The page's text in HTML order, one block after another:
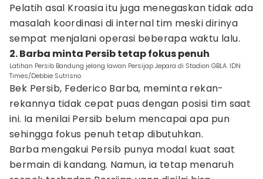
Pelatih asal Kroasia itu juga menegaskan tidak ada
masalah koordinasi di internal tim meski dirinya
sempat menjalani operasi beberapa waktu lalu.
2. Barba minta Persib tetap fokus penuh
Latihan Persib Bandung jelang lawan Persijap Jepara di Stadion GBLA. IDN
Times/Debbie Sutrisno
Bek Persib, Federico Barba, meminta rekan-
rekannya tidak cepat puas dengan posisi tim saat
ini. Ia menilai Persib belum mencapai apa pun
sehingga fokus penuh tetap dibutuhkan.
Barba mengakui Persib punya modal kuat saat
bermain di kandang. Namun, ia tetap menaruh